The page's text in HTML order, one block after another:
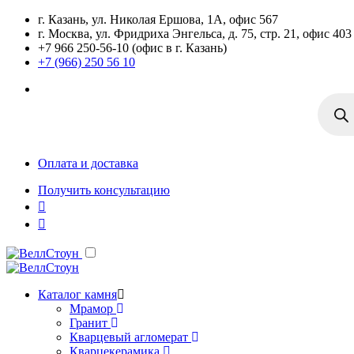
г. Казань, ул. Николая Ершова, 1А, офис 567
г. Москва, ул. Фридриха Энгельса, д. 75, стр. 21, офис 403
+7 966 250-56-10 (офис в г. Казань)
+7 (966) 250 56 10
Оплата и доставка
Получить консультацию
Каталог камня
Мрамор
Гранит
Кварцевый агломерат
Кварцекерамика